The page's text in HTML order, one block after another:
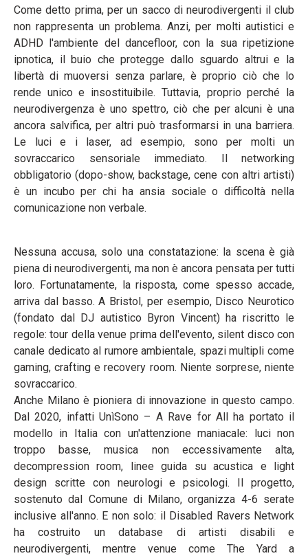
Come detto prima, per un sacco di neurodivergenti il club
non rappresenta un problema. Anzi, per molti autistici e
ADHD l'ambiente del dancefloor, con la sua ripetizione
ipnotica, il buio che protegge dallo sguardo altrui e la
libertà di muoversi senza parlare, è proprio ciò che lo
rende unico e insostituibile. Tuttavia, proprio perché la
neurodivergenza è uno spettro, ciò che per alcuni è una
ancora salvifica, per altri può trasformarsi in una barriera.
Le luci e i laser, ad esempio, sono per molti un
sovraccarico sensoriale immediato. Il networking
obbligatorio (dopo-show, backstage, cene con altri artisti)
è un incubo per chi ha ansia sociale o difficoltà nella
comunicazione non verbale.
Nessuna accusa, solo una constatazione: la scena è già
piena di neurodivergenti, ma non è ancora pensata per tutti
loro. Fortunatamente, la risposta, come spesso accade,
arriva dal basso. A Bristol, per esempio, Disco Neurotico
(fondato dal DJ autistico Byron Vincent) ha riscritto le
regole: tour della venue prima dell'evento, silent disco con
canale dedicato al rumore ambientale, spazi multipli come
gaming, crafting e recovery room. Niente sorprese, niente
sovraccarico.
Anche Milano è pioniera di innovazione in questo campo.
Dal 2020, infatti UnìSono – A Rave for All ha portato il
modello in Italia con un'attenzione maniacale: luci non
troppo basse, musica non eccessivamente alta,
decompression room, linee guida su acustica e light
design scritte con neurologi e psicologi. Il progetto,
sostenuto dal Comune di Milano, organizza 4-6 serate
inclusive all'anno. E non solo: il Disabled Ravers Network
ha costruito un database di artisti disabili e
neurodivergenti, mentre venue come The Yard a